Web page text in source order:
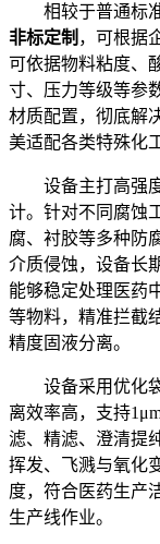
相较于普通标
非标定制 ，可根据
可依据物料粘度、
寸、压力等级等参
材质配置，彻底解
美适配各类特殊化
设备主打高强
计。针对不同腐蚀
腐、衬胶等多种防
介质侵蚀，设备长
能够稳定处理医药
等物料，精准拦截
精度固液分离。
设备采用优化
离效率高，支持
滤、精滤、澄清提
挥发、飞溅与氧化
度，符合医药生产
生产线作业。